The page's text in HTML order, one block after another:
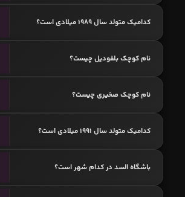
کدامیک متولد سال 1989 میلادی است؟
نام کوچک بلفودیل چیست؟
نام کوچک صخیری چیست؟
کدامیک متولد سال 1991 میلادی است؟
باشگاه السد در کدام شهر است؟